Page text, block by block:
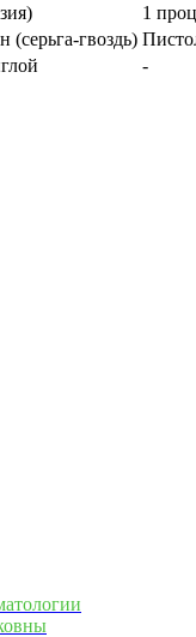
1
гвоздь)
-